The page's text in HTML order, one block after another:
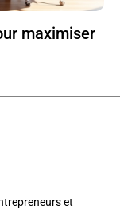
maximiser
et